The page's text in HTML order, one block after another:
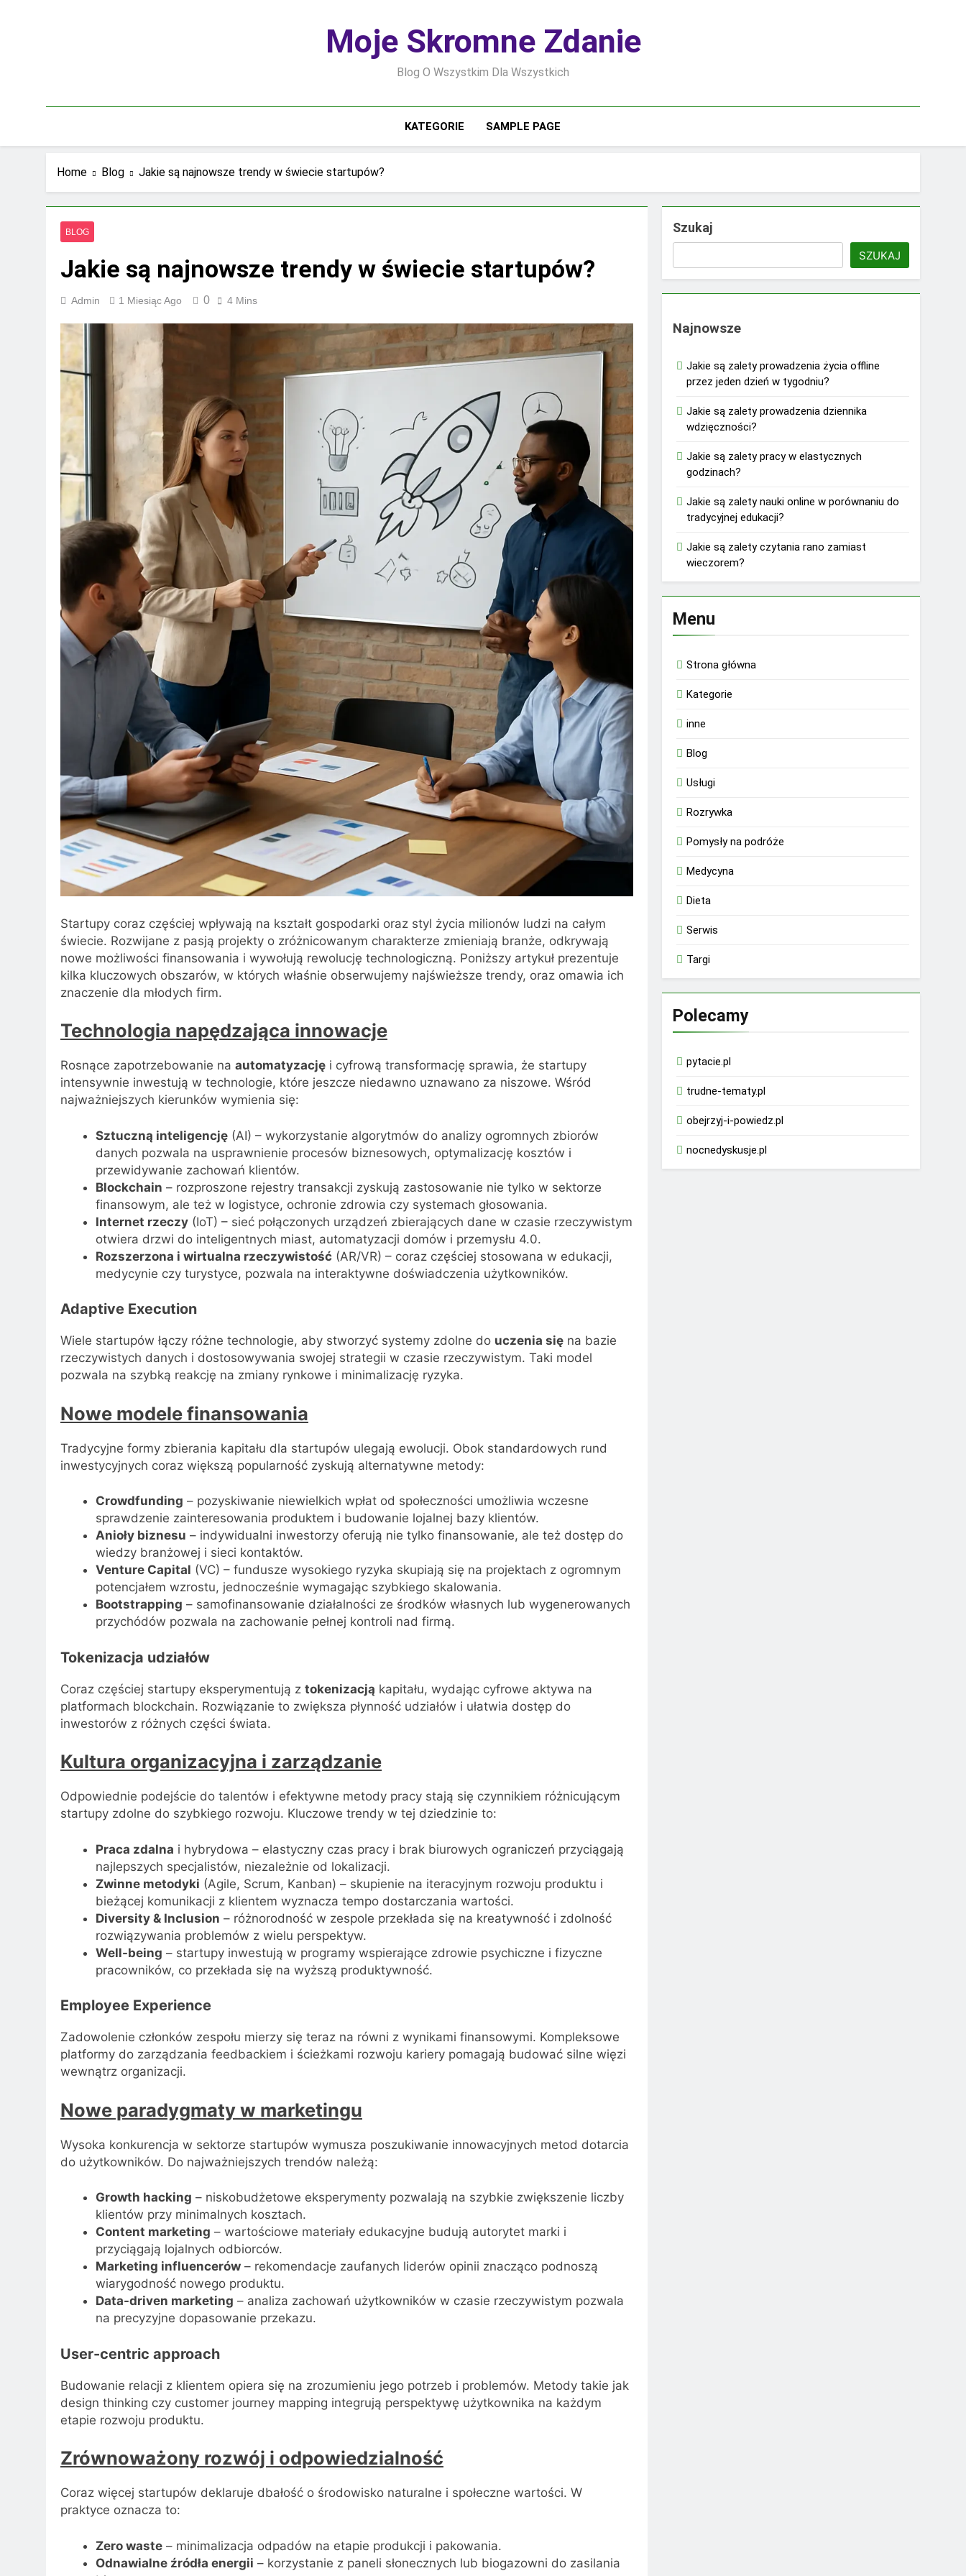
Moje Skromne Zdanie
Blog O Wszystkim Dla Wszystkich
KATEGORIE SAMPLE PAGE
Home Blog Jakie są najnowsze trendy w świecie startupów?
BLOG
Jakie są najnowsze trendy w świecie startupów?
Admin 1 Miesiąc Ago 0 4 Mins
Startupy coraz częściej wpływają na kształt gospodarki oraz styl życia milionów ludzi na całym
świecie. Rozwijane z pasją projekty o zróżnicowanym charakterze zmieniają branże, odkrywają
nowe możliwości finansowania i wywołują rewolucję technologiczną. Poniższy artykuł prezentuje
kilka kluczowych obszarów, w których właśnie obserwujemy najświeższe trendy, oraz omawia ich
znaczenie dla młodych firm.
Technologia napędzająca innowacje
Rosnące zapotrzebowanie na automatyzację i cyfrową transformację sprawia, że startupy
intensywnie inwestują w technologie, które jeszcze niedawno uznawano za niszowe. Wśród
najważniejszych kierunków wymienia się:
Sztuczną inteligencję(AI) – wykorzystanie algorytmów do analizy ogromnych zbiorów
danych pozwala na usprawnienie procesów biznesowych, optymalizację kosztów i
przewidywanie zachowań klientów.
Blockchain – rozproszone rejestry transakcji zyskują zastosowanie nie tylko w sektorze
finansowym, ale też w logistyce, ochronie zdrowia czy systemach głosowania.
Internet rzeczy(IoT) – sieć połączonych urządzeń zbierających dane w czasie rzeczywistym
otwiera drzwi do inteligentnych miast, automatyzacji domów i przemysłu 4.0.
Rozszerzona i wirtualna rzeczywistość(AR/VR) – coraz częściej stosowana w edukacji,
medycynie czy turystyce, pozwala na interaktywne doświadczenia użytkowników.
Adaptive Execution
Wiele startupów łączy różne technologie, aby stworzyć systemy zdolne do uczenia się na bazie
rzeczywistych danych i dostosowywania swojej strategii w czasie rzeczywistym. Taki model
pozwala na szybką reakcję na zmiany rynkowe i minimalizację ryzyka.
Nowe modele finansowania
Tradycyjne formy zbierania kapitału dla startupów ulegają ewolucji. Obok standardowych rund
inwestycyjnych coraz większą popularność zyskują alternatywne metody:
Crowdfunding – pozyskiwanie niewielkich wpłat od społeczności umożliwia wczesne
sprawdzenie zainteresowania produktem i budowanie lojalnej bazy klientów.
Anioły biznesu – indywidualni inwestorzy oferują nie tylko finansowanie, ale też dostęp do
wiedzy branżowej i sieci kontaktów.
Venture Capital (VC) – fundusze wysokiego ryzyka skupiają się na projektach z ogromnym
potencjałem wzrostu, jednocześnie wymagając szybkiego skalowania.
Bootstrapping – samofinansowanie działalności ze środków własnych lub wygenerowanych
przychódów pozwala na zachowanie pełnej kontroli nad firmą.
Tokenizacja udziałów
Coraz częściej startupy eksperymentują z tokenizacją kapitału, wydając cyfrowe aktywa na
platformach blockchain. Rozwiązanie to zwiększa płynność udziałów i ułatwia dostęp do
inwestorów z różnych części świata.
Kultura organizacyjna i zarządzanie
Odpowiednie podejście do talentów i efektywne metody pracy stają się czynnikiem różnicującym
startupy zdolne do szybkiego rozwoju. Kluczowe trendy w tej dziedzinie to:
Praca zdalna i hybrydowa – elastyczny czas pracy i brak biurowych ograniczeń przyciągają
najlepszych specjalistów, niezależnie od lokalizacji.
Zwinne metodyki (Agile, Scrum, Kanban) – skupienie na iteracyjnym rozwoju produktu i
bieżącej komunikacji z klientem wyznacza tempo dostarczania wartości.
Diversity & Inclusion – różnorodność w zespole przekłada się na kreatywność i zdolność
rozwiązywania problemów z wielu perspektyw.
Well-being – startupy inwestują w programy wspierające zdrowie psychiczne i fizyczne
pracowników, co przekłada się na wyższą produktywność.
Employee Experience
Zadowolenie członków zespołu mierzy się teraz na równi z wynikami finansowymi. Kompleksowe
platformy do zarządzania feedbackiem i ścieżkami rozwoju kariery pomagają budować silne więzi
wewnątrz organizacji.
Nowe paradygmaty w marketingu
Wysoka konkurencja w sektorze startupów wymusza poszukiwanie innowacyjnych metod dotarcia
do użytkowników. Do najważniejszych trendów należą:
Growth hacking – niskobudżetowe eksperymenty pozwalają na szybkie zwiększenie liczby
klientów przy minimalnych kosztach.
Content marketing – wartościowe materiały edukacyjne budują autorytet marki i
przyciągają lojalnych odbiorców.
Marketing influencerów– rekomendacje zaufanych liderów opinii znacząco podnoszą
wiarygodność nowego produktu.
Data-driven marketing – analiza zachowań użytkowników w czasie rzeczywistym pozwala
na precyzyjne dopasowanie przekazu.
User-centric approach
Budowanie relacji z klientem opiera się na zrozumieniu jego potrzeb i problemów. Metody takie jak
design thinking czy customer journey mapping integrują perspektywę użytkownika na każdym
etapie rozwoju produktu.
Zrównoważony rozwój i odpowiedzialność
Coraz więcej startupów deklaruje dbałość o środowisko naturalne i społeczne wartości. W
praktyce oznacza to:
Zero waste– minimalizacja odpadów na etapie produkcji i pakowania.
Odnawialne źródła energii – korzystanie z paneli słonecznych lub biogazowni do zasilania
Szukaj
SZUKAJ
Najnowsze
Jakie są zalety prowadzenia życia offline
przez jeden dzień w tygodniu?
Jakie są zalety prowadzenia dziennika
wdzięczności?
Jakie są zalety pracy w elastycznych
godzinach?
Jakie są zalety nauki online w porównaniu do
tradycyjnej edukacji?
Jakie są zalety czytania rano zamiast
wieczorem?
Menu
Strona główna
Kategorie
inne
Blog
Usługi
Rozrywka
Pomysły na podróże
Medycyna
Dieta
Serwis
Targi
Polecamy
pytacie.pl
trudne-tematy.pl
obejrzyj-i-powiedz.pl
nocnedyskusje.pl